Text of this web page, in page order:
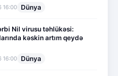
16:00 Dünya
Nil virusu təhlükəsi:
kəskin artım qeydə
16:00 Dünya